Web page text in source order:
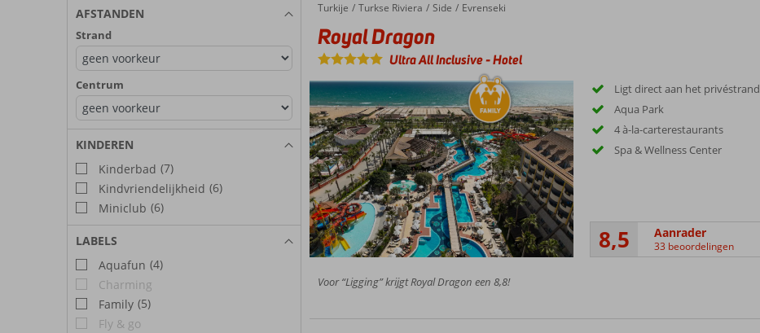
AFSTANDEN
Strand
Centrum
KINDEREN
Kinderbad (7)
Kindvriendelijkheid (6)
Miniclub (6)
LABELS
Aquafun (4)
Charming
Family (5)
Fly & go
Home
Turkije Turkse Riviera Side Evrenseki
Royal Dragon
Royal Dragon
Ultra All Inclusive-Hotel
Ligt direct aan het privéstrand
Aqua Park
4 à-la-carterestaurants
Spa & Wellness Center
8,5 Aanrader
33 beoordelingen
Voor “Ligging” krijgt Royal Dragon een 8,8!